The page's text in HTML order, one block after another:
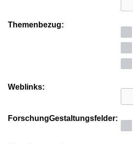
Themenbezug:
Weblinks:
ForschungGestaltungsfelder: